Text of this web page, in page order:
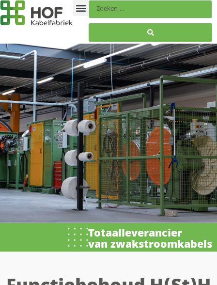
Totaalleverancier
van zwakstroomkabels